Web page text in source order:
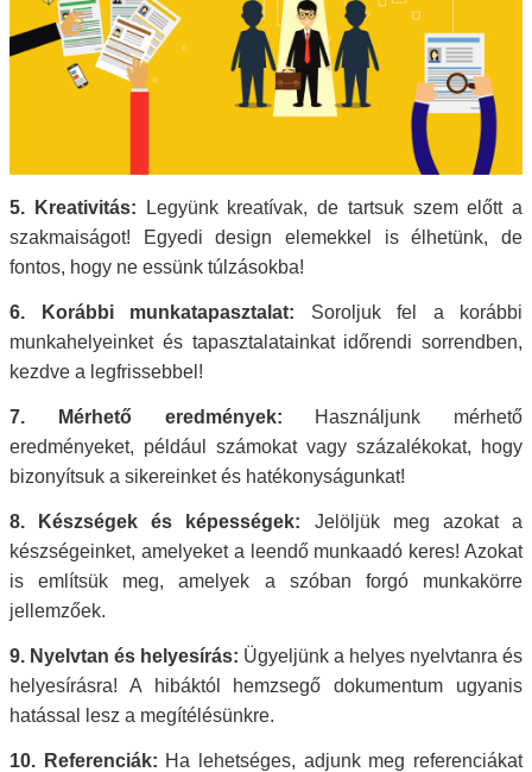
5. Kreativitás: Legyünk kreatívak, de tartsuk szem előtt a
szakmaiságot! Egyedi design elemekkel is élhetünk, de
fontos, hogy ne essünk túlzásokba!
6. Korábbi munkatapasztalat: Soroljuk fel a korábbi
munkahelyeinket és tapasztalatainkat időrendi sorrendben,
kezdve a legfrissebbel!
7. Mérhető eredmények: Használjunk mérhető
eredményeket, például számokat vagy százalékokat, hogy
bizonyítsuk a sikereinket és hatékonyságunkat!
8. Készségek és képességek: Jelöljük meg azokat a
készségeinket, amelyeket a leendő munkaadó keres! Azokat
is említsük meg, amelyek a szóban forgó munkakörre
jellemzőek.
9. Nyelvtan és helyesírás: Ügyeljünk a helyes nyelvtanra és
helyesírásra! A hibáktól hemzsegő dokumentum ugyanis
hatással lesz a megítélésünkre.
10. Referenciák: Ha lehetséges, adjunk meg referenciákat